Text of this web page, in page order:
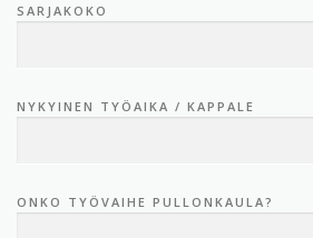
SARJAKOKO
NYKYINEN TYÖAIKA / KAPPALE
ONKO TYÖVAIHE PULLONKAULA?